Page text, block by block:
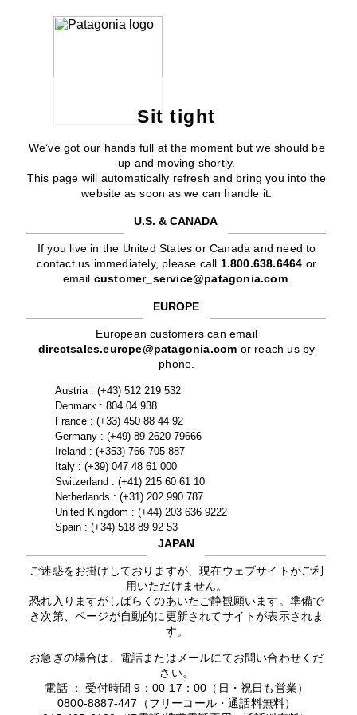
Sit tight
We’ve got our hands full at the moment but we should be
up and moving shortly.
This page will automatically refresh and bring you into the
website as soon as we can handle it.
U.S. & CANADA
If you live in the United States or Canada and need to
contact us immediately, please call 1.800.638.6464 or
email customer_service@patagonia.com.
EUROPE
European customers can email
directsales.europe@patagonia.com or reach us by
phone.
Austria : (+43) 512 219 532
Denmark : 804 04 938
France : (+33) 450 88 44 92
Germany : (+49) 89 2620 79666
Ireland : (+353) 766 705 887
Italy : (+39) 047 48 61 000
Switzerland : (+41) 215 60 61 10
Netherlands : (+31) 202 990 787
United Kingdom : (+44) 203 636 9222
Spain : (+34) 518 89 92 53
JAPAN
ご迷惑をお掛けしておりますが、現在ウェブサイトがご利
用いただけません。
恐れ入りますがしばらくのあいだご静観願います。準備で
き次第、ページが自動的に更新されてサイトが表示されま
す。
お急ぎの場合は、電話またはメールにてお問い合わせくだ
さい。
電話 ： 受付時間 9：00-17：00（日・祝日も営業）
0800-8887-447（フリーコール・通話料無料）